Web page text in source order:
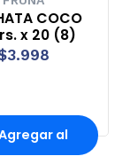
COCO
x 20 (8)
al